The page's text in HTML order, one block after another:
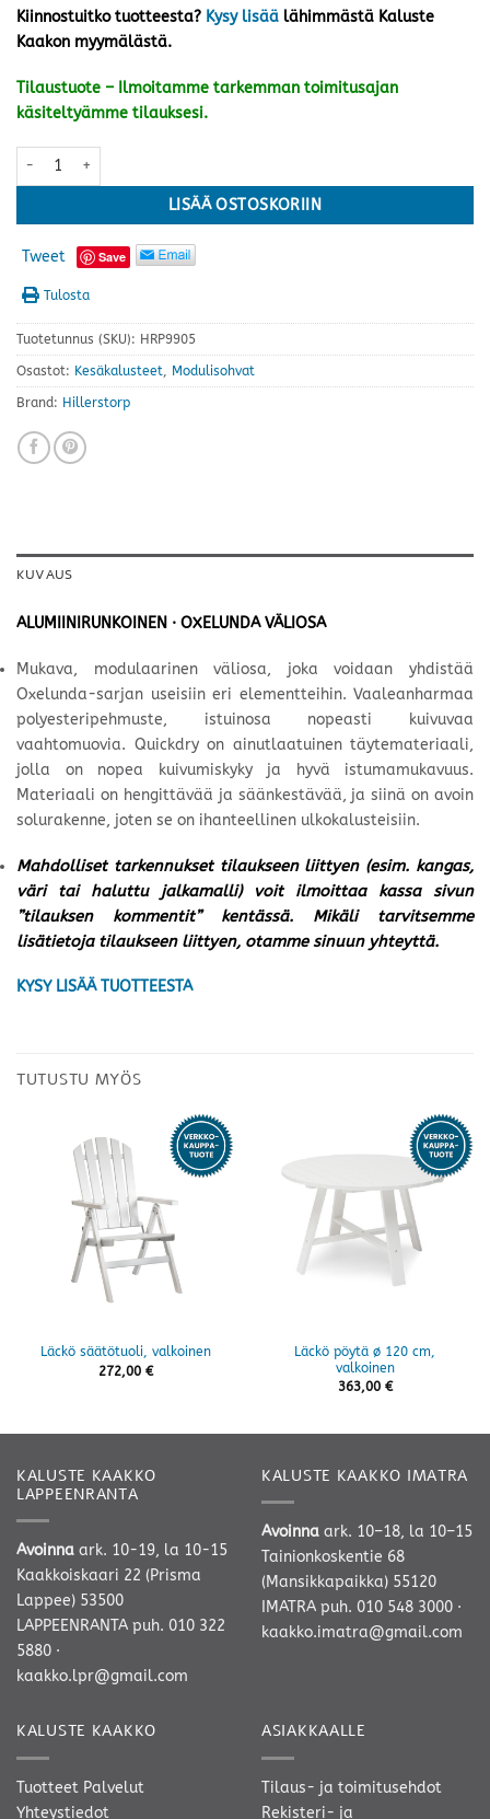
Kiinnostuitko tuotteesta? Kysy lisää lähimmästä Kaluste
Kaakon myymälästä.
Tilaustuote – Ilmoitamme tarkemman toimitusajan
käsiteltyämme tilauksesi.
Oxelunda väliosa, harmaa määrä
LISÄÄ OSTOSKORIIN
Tweet Save
Tulosta
Tuotetunnus (SKU): HRP9905
Osastot: Kesäkalusteet, Modulisohvat
Brand: Hillerstorp
KUVAUS
ALUMIINIRUNKOINEN · OXELUNDA VÄLIOSA
Mukava, modulaarinen väliosa, joka voidaan yhdistää
Oxelunda-sarjan useisiin eri elementteihin. Vaaleanharmaa
polyesteripehmuste, istuinosa nopeasti kuivuvaa
vaahtomuovia. Quickdry on ainutlaatuinen täytemateriaali,
jolla on nopea kuivumiskyky ja hyvä istumamukavuus.
Materiaali on hengittävää ja säänkestävää, ja siinä on avoin
solurakenne, joten se on ihanteellinen ulkokalusteisiin.
Mahdolliset tarkennukset tilaukseen liittyen (esim. kangas,
väri tai haluttu jalkamalli) voit ilmoittaa kassa sivun
”tilauksen kommentit” kentässä. Mikäli tarvitsemme
lisätietoja tilaukseen liittyen, otamme sinuun yhteyttä.
KYSY LISÄÄ TUOTTEESTA
TUTUSTU MYÖS
Läckö säätötuoli, valkoinen
272,00 €
Läckö pöytä ø 120 cm,
valkoinen
363,00 €
KALUSTE KAAKKO
LAPPEENRANTA
Avoinna ark. 10-19, la 10-15
Kaakkoiskaari 22 (Prisma
Lappee) 53500
LAPPEENRANTA puh. 010 322
5880 ·
kaakko.lpr@gmail.com
KALUSTE KAAKKO IMATRA
Avoinna ark. 10–18, la 10–15
Tainionkoskentie 68
(Mansikkapaikka) 55120
IMATRA puh. 010 548 3000 ·
kaakko.imatra@gmail.com
KALUSTE KAAKKO
Tuotteet Palvelut
Yhteystiedot
ASIAKKAALLE
Tilaus- ja toimitusehdot
Rekisteri- ja